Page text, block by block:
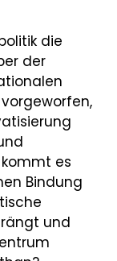
die
der
es
Bindung
und